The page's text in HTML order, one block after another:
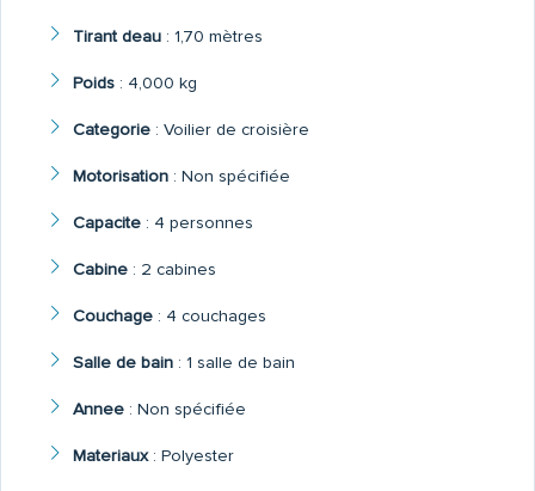
Tirant deau: 1,70 mètres
Poids: 4,000 kg
Categorie: Voilier de croisière
Motorisation: Non spécifiée
Capacite: 4 personnes
Cabine: 2 cabines
Couchage: 4 couchages
Salle de bain: 1 salle de bain
Annee: Non spécifiée
Materiaux: Polyester